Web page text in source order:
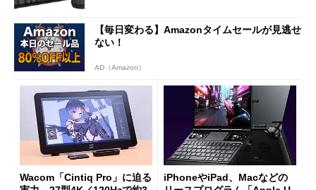
【毎日変わる】Amazonタイムセールが見逃せ
ない！
AD（Amazon）
Wacom「Cintiq Pro」に迫る
iPhoneやiPad、Macなどの